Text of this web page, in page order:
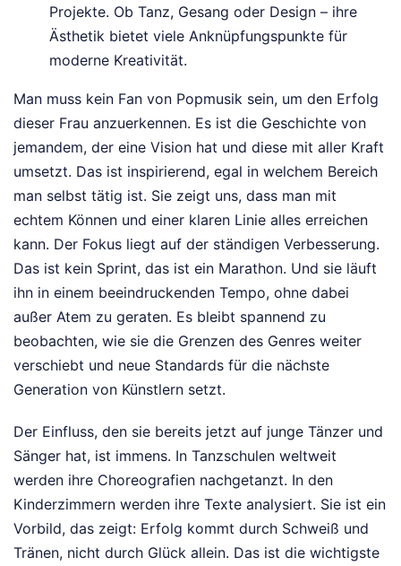
Projekte. Ob Tanz, Gesang oder Design – ihre
Ästhetik bietet viele Anknüpfungspunkte für
moderne Kreativität.
Man muss kein Fan von Popmusik sein, um den Erfolg
dieser Frau anzuerkennen. Es ist die Geschichte von
jemandem, der eine Vision hat und diese mit aller Kraft
umsetzt. Das ist inspirierend, egal in welchem Bereich
man selbst tätig ist. Sie zeigt uns, dass man mit
echtem Können und einer klaren Linie alles erreichen
kann. Der Fokus liegt auf der ständigen Verbesserung.
Das ist kein Sprint, das ist ein Marathon. Und sie läuft
ihn in einem beeindruckenden Tempo, ohne dabei
außer Atem zu geraten. Es bleibt spannend zu
beobachten, wie sie die Grenzen des Genres weiter
verschiebt und neue Standards für die nächste
Generation von Künstlern setzt.
Der Einfluss, den sie bereits jetzt auf junge Tänzer und
Sänger hat, ist immens. In Tanzschulen weltweit
werden ihre Choreografien nachgetanzt. In den
Kinderzimmern werden ihre Texte analysiert. Sie ist ein
Vorbild, das zeigt: Erfolg kommt durch Schweiß und
Tränen, nicht durch Glück allein. Das ist die wichtigste